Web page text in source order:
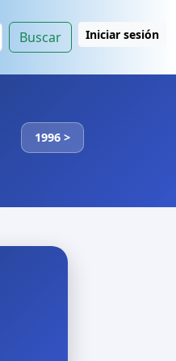
Buscar Iniciar sesión
1996 >